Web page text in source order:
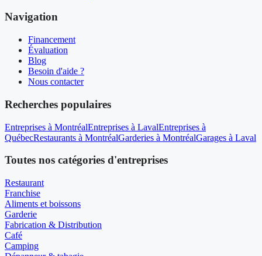
Navigation
Financement
Évaluation
Blog
Besoin d'aide ?
Nous contacter
Recherches populaires
Entreprises à MontréalEntreprises à LavalEntreprises à
QuébecRestaurants à MontréalGarderies à MontréalGarages à Laval
Toutes nos catégories d'entreprises
Restaurant
Franchise
Aliments et boissons
Garderie
Fabrication & Distribution
Café
Camping